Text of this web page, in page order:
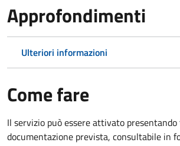
Approfondimenti
Ulteriori informazioni
Come fare
Il servizio può essere attivato
documentazione prevista, consultabile in